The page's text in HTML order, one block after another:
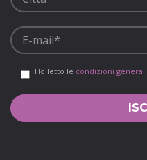
Ho letto le condizioni generali